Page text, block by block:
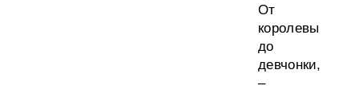
От
королевы
до
девчонки,
–